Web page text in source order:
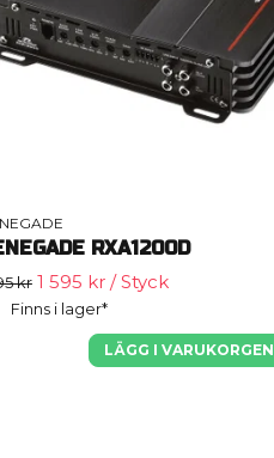
RXA1200D
kr 1 595 kr / Styck
Finns i lager*
LÄGG I VARUKORGEN